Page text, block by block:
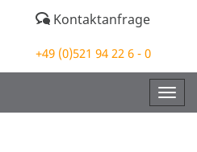
Kontaktanfrage
+49 (0)521 94 22 6 - 0